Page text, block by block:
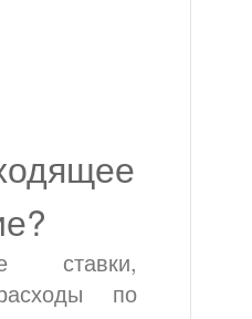
ставки,
по